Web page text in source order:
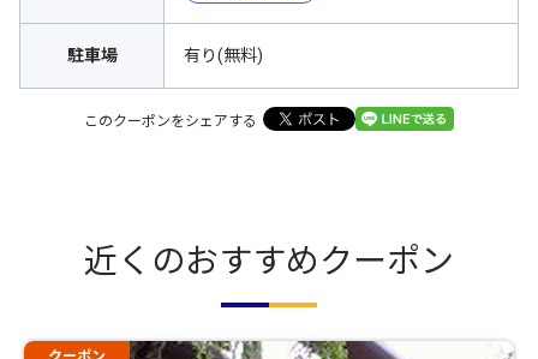
駐車場 有り(無料)
このクーポンをシェアする
近くのおすすめクーポン